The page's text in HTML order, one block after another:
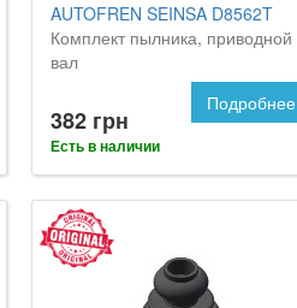
AUTOFREN SEINSA D8562T
Комплект пылника, приводной
вал
382 грн
Есть в наличии
Подробнее